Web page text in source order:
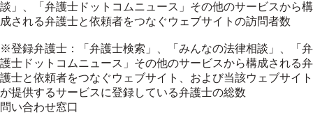
談」、「弁護士ドットコムニュース」その他のサービスから構
成される弁護士と依頼者をつなぐウェブサイトの訪問者数
※登録弁護士：「弁護士検索」、「みんなの法律相談」、「弁
護士ドットコムニュース」その他のサービスから構成される弁
護士と依頼者をつなぐウェブサイト、および当該ウェブサイト
が提供するサービスに登録している弁護士の総数
問い合わせ窓口